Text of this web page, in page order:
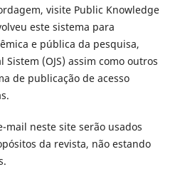
visite Public Knowledge
este sistema para
e pública da pesquisa,
(OJS) assim como outros
de publicação de acesso
mail neste site serão usados
da revista, não estando